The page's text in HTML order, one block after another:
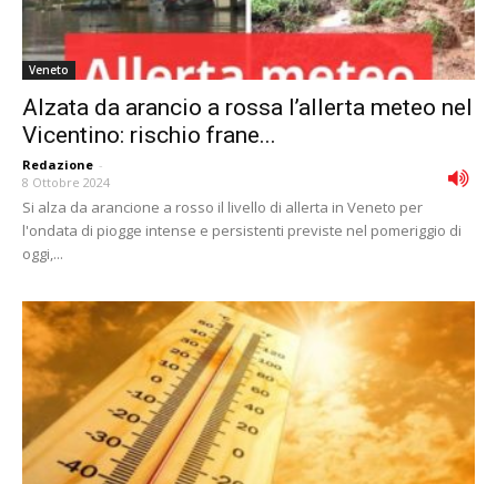
Veneto
Alzata da arancio a rossa l’allerta meteo nel
Vicentino: rischio frane...
Redazione -
8 Ottobre 2024
Si alza da arancione a rosso il livello di allerta in Veneto per
l'ondata di piogge intense e persistenti previste nel pomeriggio di
oggi,...